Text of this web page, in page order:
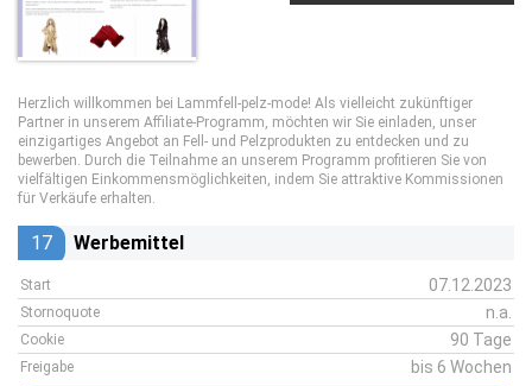
Herzlich willkommen bei Lammfell-pelz-mode! Als vielleicht zukünftiger
Partner in unserem Affiliate-Programm, möchten wir Sie einladen, unser
einzigartiges Angebot an Fell- und Pelzprodukten zu entdecken und zu
bewerben. Durch die Teilnahme an unserem Programm profitieren Sie von
vielfältigen Einkommensmöglichkeiten, indem Sie attraktive Kommissionen
für Verkäufe erhalten.
17 Werbemittel
Start 07.12.2023
Stornoquote n.a.
Cookie 90 Tage
Freigabe bis 6 Wochen